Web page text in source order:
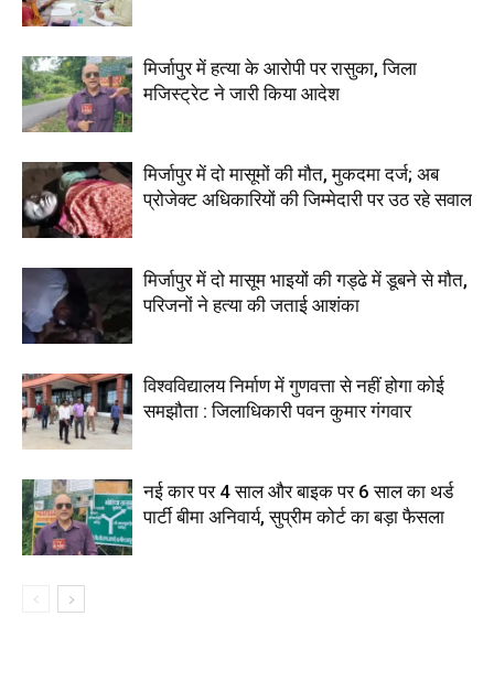
मिर्जापुर में हत्या के आरोपी पर रासुका, जिला
मजिस्ट्रेट ने जारी किया आदेश
मिर्जापुर में दो मासूमों की मौत, मुकदमा दर्ज; अब
प्रोजेक्ट अधिकारियों की जिम्मेदारी पर उठ रहे सवाल
मिर्जापुर में दो मासूम भाइयों की गड्ढे में डूबने से मौत,
परिजनों ने हत्या की जताई आशंका
विश्वविद्यालय निर्माण में गुणवत्ता से नहीं होगा कोई
समझौता : जिलाधिकारी पवन कुमार गंगवार
नई कार पर 4 साल और बाइक पर 6 साल का थर्ड
पार्टी बीमा अनिवार्य, सुप्रीम कोर्ट का बड़ा फैसला